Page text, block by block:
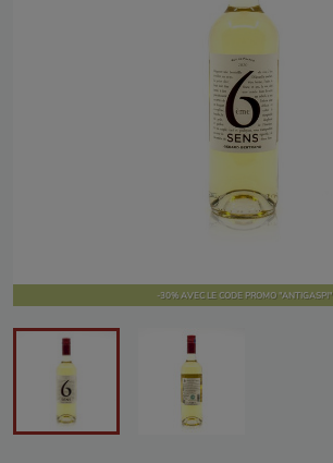
-30% AVEC LE CODE PROMO "ANTIGASPI"